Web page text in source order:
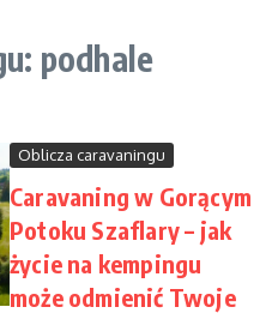
podhale
Oblicza caravaningu
Caravaning w Gorącym
Potoku Szaflary – jak
życie na kempingu
może odmienić Twoje